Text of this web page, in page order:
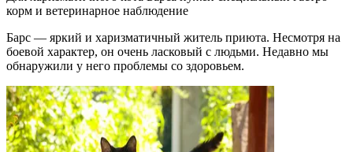
корм и ветеринарное наблюдение
Барс — яркий и харизматичный житель приюта. Несмотря на
боевой характер, он очень ласковый с людьми. Недавно мы
обнаружили у него проблемы со здоровьем.